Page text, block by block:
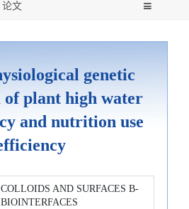
论文
genetic
of plant high water
and nutrition use
COLLOIDS AND SURFACES B-
BIOINTERFACES